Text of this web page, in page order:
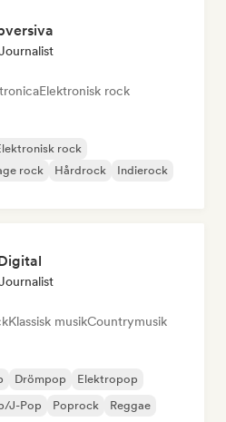
Elektronisk rock
rock
rock Hårdrock
Indierock
Klassisk musikCountrymusik
Drömpop
Elektropop
J-Pop Poprock Reggae